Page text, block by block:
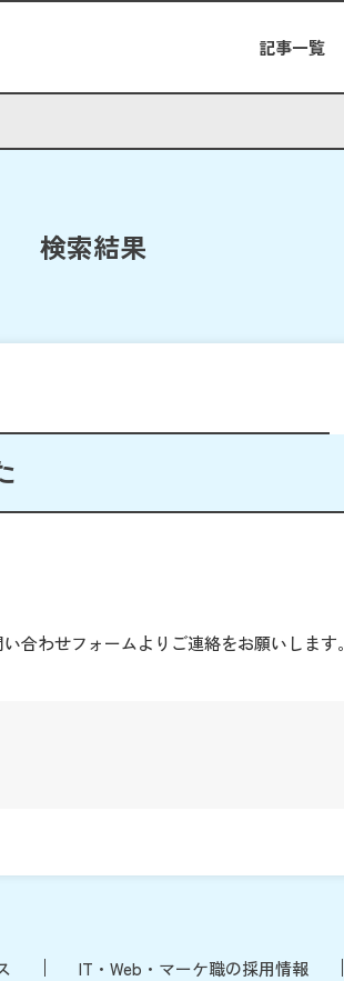
記事一覧
検索結果
合わせフォームよりご連絡をお願いします。
IT・Web・マーケ職の採用情報